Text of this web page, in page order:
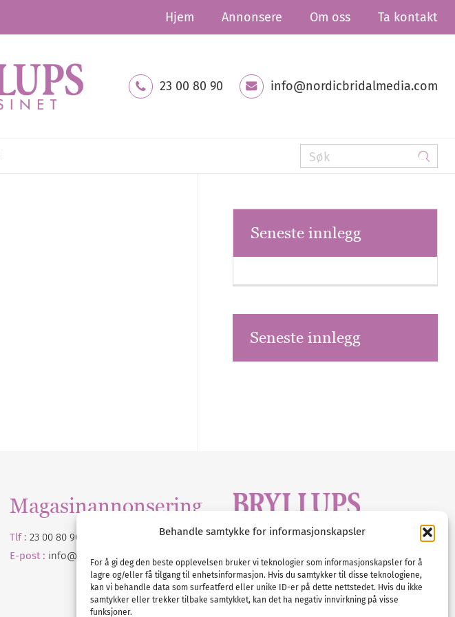
Behandle samtykke for informasjonskapsler
For å gi deg den beste opplevelsen bruker vi teknologier som informasjonskapsler for å
lagre og/eller få tilgang til enhetsinformasjon. Hvis du samtykker til disse teknologiene,
kan vi behandle data som surfeatferd eller unike ID-er på dette nettstedet. Hvis du ikke
samtykker eller trekker tilbake samtykket, kan det ha negativ innvirkning på visse
funksjoner.
Hjem Annonsere Om oss Ta kontakt
23 00 80 90 info@nordicbridalmedia.com
Seneste innlegg
Seneste innlegg
Magasinannonsering
Tlf : 23 00 80 90
E-post : info@ nordicbridalmedia
E-post :info@nordicbridalmedia.com
Bryllupsmagasinet Norge
© All rights reserved.
VAT: NO911740648